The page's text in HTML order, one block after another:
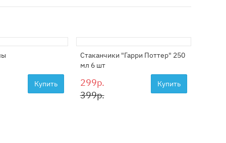
Купить
Стаканчики "Гарри Поттер" 250
мл 6 шт
299р.
399р.
Купить